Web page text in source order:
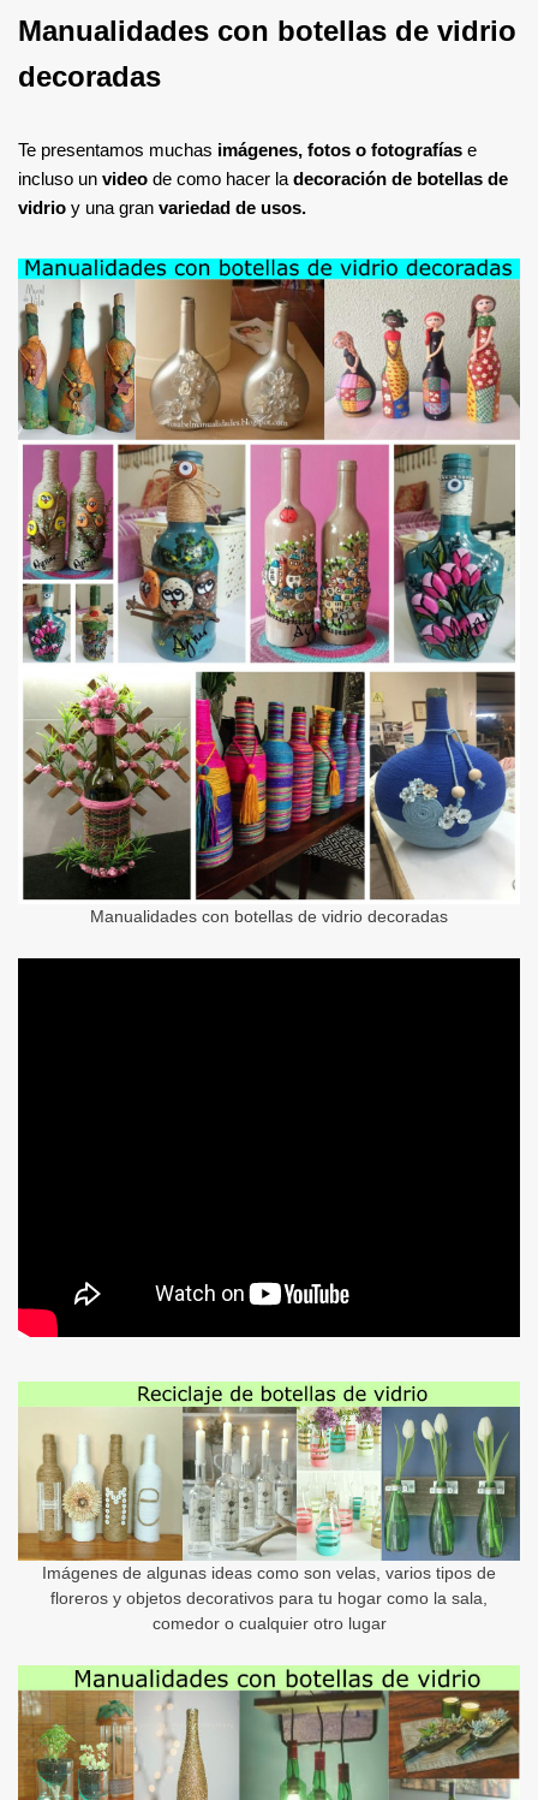
Manualidades con botellas de vidrio
decoradas
Te presentamos muchas imágenes, fotos o fotografías e
incluso un video de como hacer la decoración de botellas de
vidrio y una gran variedad de usos.
Manualidades con botellas de vidrio decoradas
Imágenes de algunas ideas como son velas, varios tipos de
floreros y objetos decorativos para tu hogar como la sala,
comedor o cualquier otro lugar